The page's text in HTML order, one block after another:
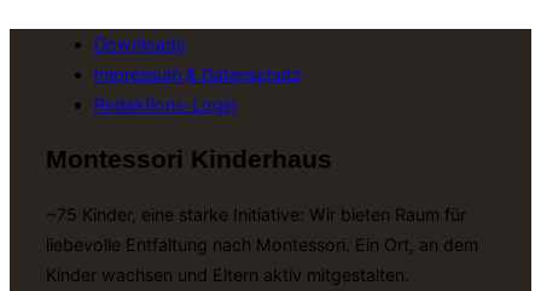
Downloads
Impressum & Datenschutz
Redaktions-Login
Montessori Kinderhaus
~75 Kinder, eine starke Initiative: Wir bieten Raum für
liebevolle Entfaltung nach Montessori. Ein Ort, an dem
Kinder wachsen und Eltern aktiv mitgestalten.